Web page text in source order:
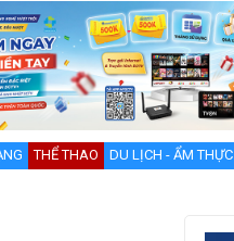
THỂ THAO DU LỊCH - ẨM THỰC